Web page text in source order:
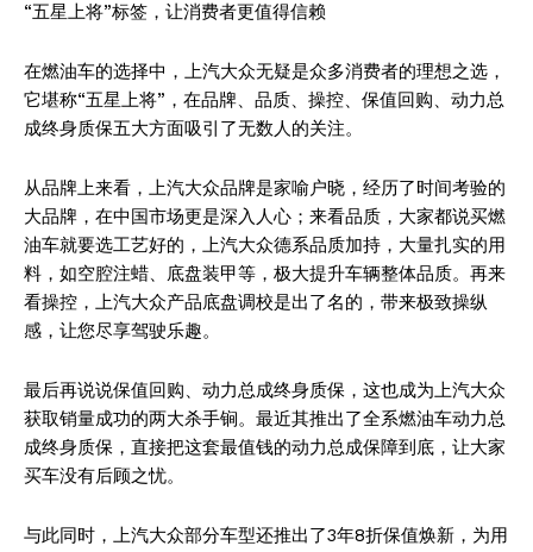
“五星上将”标签，让消费者更值得信赖
在燃油车的选择中，上汽大众无疑是众多消费者的理想之选，
它堪称“五星上将”，在品牌、品质、操控、保值回购、动力总
成终身质保五大方面吸引了无数人的关注。
从品牌上来看，上汽大众品牌是家喻户晓，经历了时间考验的
大品牌，在中国市场更是深入人心；来看品质，大家都说买燃
油车就要选工艺好的，上汽大众德系品质加持，大量扎实的用
料，如空腔注蜡、底盘装甲等，极大提升车辆整体品质。再来
看操控，上汽大众产品底盘调校是出了名的，带来极致操纵
感，让您尽享驾驶乐趣。
最后再说说保值回购、动力总成终身质保，这也成为上汽大众
获取销量成功的两大杀手锏。最近其推出了全系燃油车动力总
成终身质保，直接把这套最值钱的动力总成保障到底，让大家
买车没有后顾之忧。
与此同时，上汽大众部分车型还推出了3年8折保值焕新，为用